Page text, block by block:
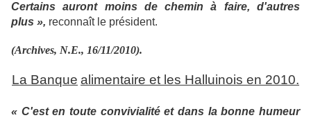
Certains auront moins de chemin à faire, d'autres
plus », reconnaît le président.
(Archives, N.E., 16/11/2010).
La Banque alimentaire et les Halluinois en 2010.
« C'est en toute convivialité et dans la bonne humeur